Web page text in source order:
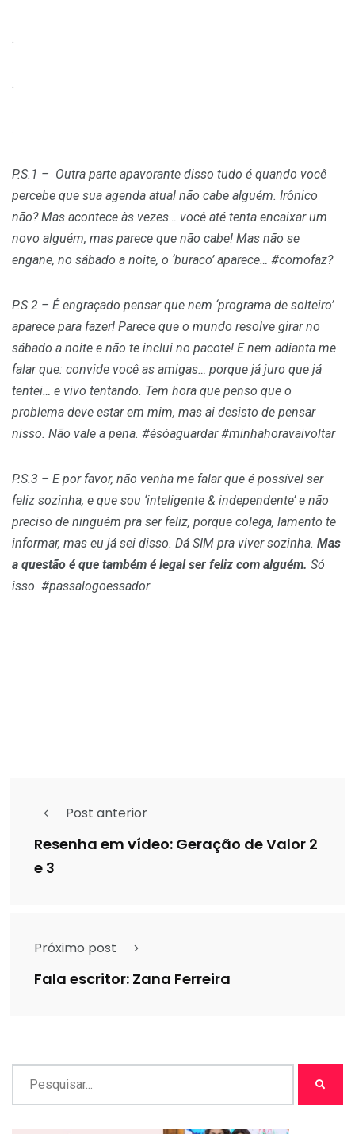
.
.
.
P.S.1 – Outra parte apavorante disso tudo é quando você
percebe que sua agenda atual não cabe alguém. Irônico
não? Mas acontece às vezes… você até tenta encaixar um
novo alguém, mas parece que não cabe! Mas não se
engane, no sábado a noite, o ‘buraco’ aparece… #comofaz?
P.S.2 – É engraçado pensar que nem ‘programa de solteiro’
aparece para fazer! Parece que o mundo resolve girar no
sábado a noite e não te inclui no pacote! E nem adianta me
falar que: convide você as amigas… porque já juro que já
tentei… e vivo tentando. Tem hora que penso que o
problema deve estar em mim, mas ai desisto de pensar
nisso. Não vale a pena. #ésóaguardar #minhahoravaivoltar
P.S.3 – E por favor, não venha me falar que é possível ser
feliz sozinha, e que sou ‘inteligente & independente’ e não
preciso de ninguém pra ser feliz, porque colega, lamento te
informar, mas eu já sei disso. Dá SIM pra viver sozinha. Mas
a questão é que também é legal ser feliz com alguém. Só
isso. #passalogoessador
Post anterior
Resenha em vídeo: Geração de Valor 2
e 3
Próximo post
Fala escritor: Zana Ferreira